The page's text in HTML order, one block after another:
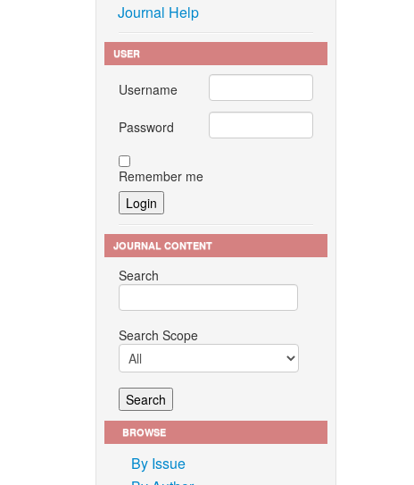
Journal Help
USER
Username
Password
Remember me
JOURNAL CONTENT
Search
Search Scope
BROWSE
By Issue